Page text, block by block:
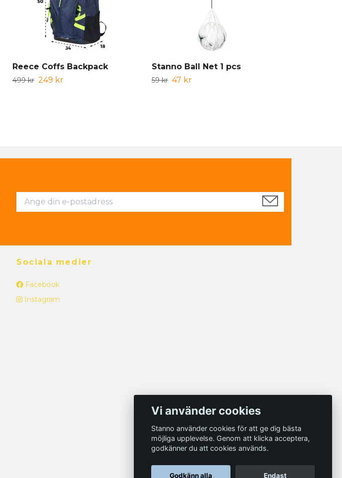
Reece Coffs Backpack
499 kr 249 kr
Stanno Ball Net 1 pcs
59 kr 47 kr
Sociala medier
Facebook
Instagram
Vi använder cookies
Stanno använder cookies för att ge dig bästa
möjliga upplevelse. Genom att klicka acceptera,
godkänner du att cookies används.
Godkänn alla Endast